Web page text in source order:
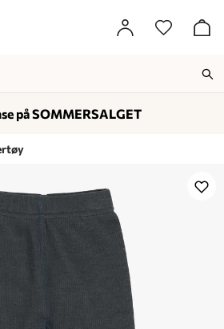
på SOMMERSALGET
-
-
-